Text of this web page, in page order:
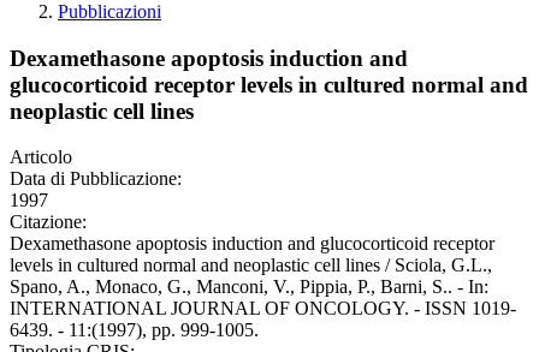
Pubblicazioni
Dexamethasone apoptosis induction and
glucocorticoid receptor levels in cultured normal and
neoplastic cell lines
Articolo
Data di Pubblicazione:
1997
Citazione:
Dexamethasone apoptosis induction and glucocorticoid receptor
levels in cultured normal and neoplastic cell lines / Sciola, G.L.,
Spano, A., Monaco, G., Manconi, V., Pippia, P., Barni, S.. - In:
INTERNATIONAL JOURNAL OF ONCOLOGY. - ISSN 1019-
6439. - 11:(1997), pp. 999-1005.